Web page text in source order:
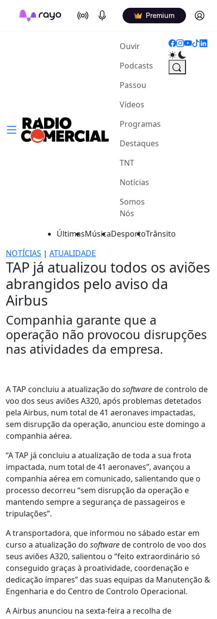
On Air Podcasts Premium Log in
Ouvir(current)
Podcasts
Passou
Vídeos
Programas
Destaques
TNT
Notícias
Somos
Nós
ÚltimasMúsicaDesportoTrânsito
NOTÍCIAS | ATUALIDADE
TAP já atualizou todos os aviões
abrangidos pelo aviso da
Airbus
Companhia garante que a
operação não provocou disrupções
nas atividades da empresa.
A TAP concluiu a atualização do softwarede controlo de
voo dos seus aviões A320, após problemas detetados
pela Airbus, num total de 41 aeronaves impactadas,
sem disrupção da operação, anunciou este domingo a
companhia aérea.
“A TAP já concluiu a atualização de toda a sua frota
impactada, num total de 41 aeronaves”, avançou a
companhia aérea em comunicado, salientando que o
processo decorreu “sem disrupção da operação e
mantendo sempre a segurança de passageiros e
tripulações”.
A transportadora, que informou no sábado estar em
curso a atualização do softwarede controlo de voo dos
seus aviões A320, salientou o “feito extraordinário só
conseguido graças à proatividade, coordenação e
dedicação ímpares” das suas equipas da Manutenção &
Engenharia e do Centro de Controlo Operacional.
A Airbus anunciou na sexta-feira a recolha de